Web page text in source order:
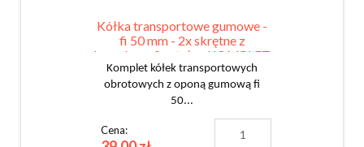
Kółka transportowe gumowe -
fi 50 mm - 2x skrętne z
hamulcem 2x stałe - KOMPLET
Komplet kółek transportowych
obrotowych z oponą gumową fi
50...
Cena: